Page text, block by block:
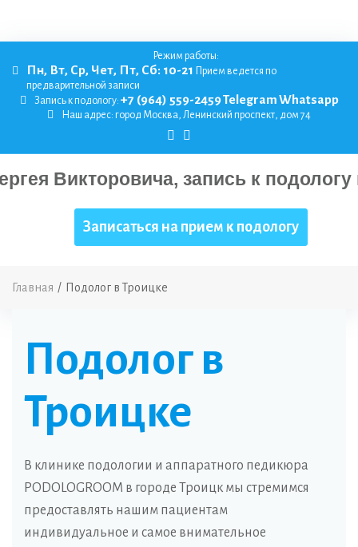
Режим работы:
Пн, Вт, Ср, Чет, Пт, Сб: 10-21 Прием ведется по
предварительной записи
Запись к подологу: +7 (964) 559-2459TelegramWhatsapp
Наш адрес: город Москва, Ленинский проспект, дом 74
Записаться на прием к подологу
Главная / Подолог в Троицке
Подолог в
Троицке
В клинике подологии и аппаратного педикюра
PODOLOGROOM в городе Троицк мы стремимся
предоставлять нашим пациентам
индивидуальное и самое внимательное